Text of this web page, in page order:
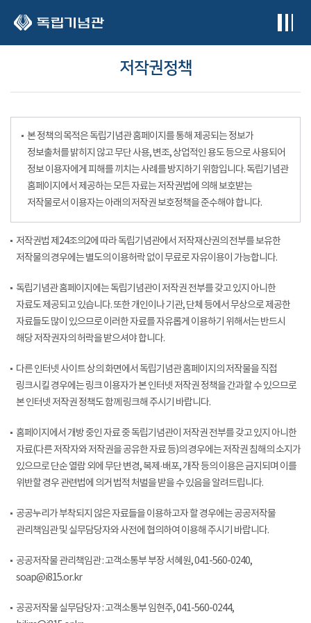
저작권정책
본 정책의 목적은 독립기념관 홈페이지를 통해 제공되는 정보가
정보출처를 밝히지 않고 무단 사용, 변조, 상업적인 용도 등으로 사용되어
정보 이용자에게 피해를 끼치는 사례를 방지하기 위함입니다. 독립기념관
홈페이지에서 제공하는 모든 자료는 저작권법에 의해 보호받는
저작물로서 이용자는 아래의 저작권 보호정책을 준수해야 합니다.
저작권법 제24조의2에 따라 독립기념관에서 저작재산권의 전부를 보유한
저작물의 경우에는 별도의 이용허락 없이 무료로 자유이용이 가능합니다.
독립기념관 홈페이지에는 독립기념관이 저작권 전부를 갖고 있지 아니한
자료도 제공되고 있습니다. 또한 개인이나 기관, 단체 등에서 무상으로 제공한
자료들도 많이 있으므로 이러한 자료를 자유롭게 이용하기 위해서는 반드시
해당 저작권자의 허락을 받으셔야 합니다.
다른 인터넷 사이트 상의 화면에서 독립기념관 홈페이지의 저작물을 직접
링크시킬 경우에는 링크 이용자가 본 인터넷 저작권 정책을 간과할 수 있으므로
본 인터넷 저작권 정책도 함께 링크해 주시기 바랍니다.
홈페이지에서 개방 중인 자료 중 독립기념관이 저작권 전부를 갖고 있지 아니한
자료(다른 저작자와 저작권을 공유한 자료 등)의 경우에는 저작권 침해의 소지가
있으므로 단순 열람 외에 무단 변경, 복제·배포, 개작 등의 이용은 금지되며 이를
위반할 경우 관련법에 의거 법적 처벌을 받을 수 있음을 알려드립니다.
공공누리가 부착되지 않은 자료들을 이용하고자 할 경우에는 공공저작물
관리책임관 및 실무담당자와 사전에 협의하여 이용해 주시기 바랍니다.
공공저작물 관리책임관 : 고객소통부 부장 서혜원, 041-560-0240,
soap@i815.or.kr
공공저작물 실무담당자 : 고객소통부 임현주, 041-560-0244,